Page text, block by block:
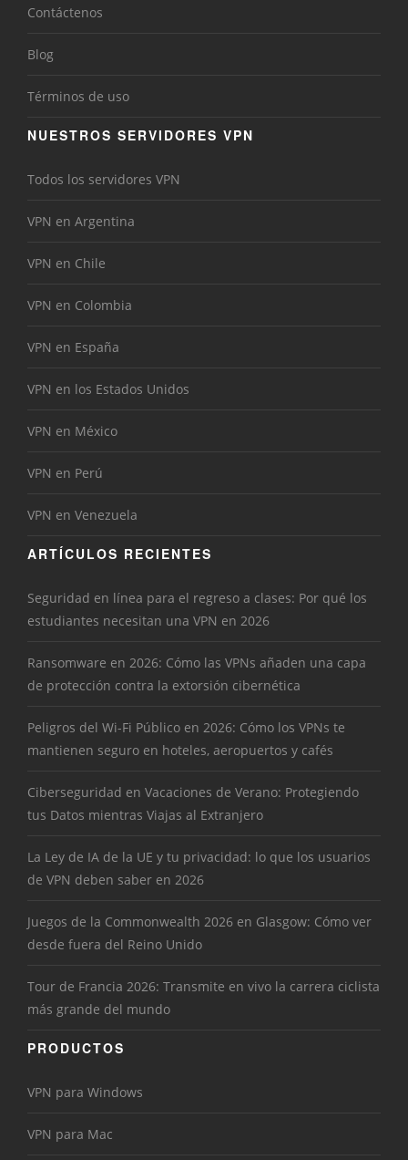
Contáctenos
Blog
Términos de uso
NUESTROS SERVIDORES VPN
Todos los servidores VPN
VPN en Argentina
VPN en Chile
VPN en Colombia
VPN en España
VPN en los Estados Unidos
VPN en México
VPN en Perú
VPN en Venezuela
ARTÍCULOS RECIENTES
Seguridad en línea para el regreso a clases: Por qué los
estudiantes necesitan una VPN en 2026
Ransomware en 2026: Cómo las VPNs añaden una capa
de protección contra la extorsión cibernética
Peligros del Wi-Fi Público en 2026: Cómo los VPNs te
mantienen seguro en hoteles, aeropuertos y cafés
Ciberseguridad en Vacaciones de Verano: Protegiendo
tus Datos mientras Viajas al Extranjero
La Ley de IA de la UE y tu privacidad: lo que los usuarios
de VPN deben saber en 2026
Juegos de la Commonwealth 2026 en Glasgow: Cómo ver
desde fuera del Reino Unido
Tour de Francia 2026: Transmite en vivo la carrera ciclista
más grande del mundo
PRODUCTOS
VPN para Windows
VPN para Mac